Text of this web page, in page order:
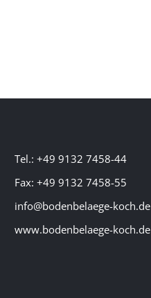
Tel.: +49 9132 7458-44
Fax: +49 9132 7458-55
info@bodenbelaege-koch.de
www.bodenbelaege-koch.de